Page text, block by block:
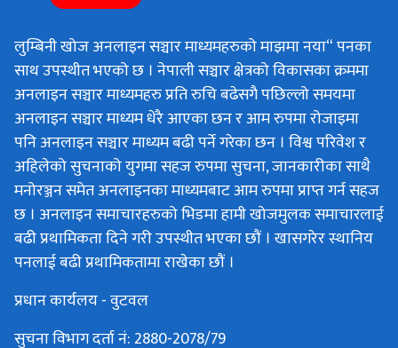
लुम्बिनी खोज अनलाइन सञ्चार माध्यमहरुको माझमा नया“ पनका
साथ उपस्थीत भएको छ । नेपाली सञ्चार क्षेत्रको विकासका क्रममा
अनलाइन सञ्चार माध्यमहरु प्रति रुचि बढेसगै पछिल्लो समयमा
अनलाइन सञ्चार माध्यम धेरै आएका छन र आम रुपमा रोजाइमा
पनि अनलाइन सञ्चार माध्यम बढी पर्ने गरेका छन । विश्व परिवेश र
अहिलेको सुचनाको युगमा सहज रुपमा सुचना, जानकारीका साथै
मनोरञ्जन समेत अनलाइनका माध्यमबाट आम रुपमा प्राप्त गर्न सहज
छ । अनलाइन समाचारहरुको भिडमा हामी खोजमुलक समाचारलाई
बढी प्रथामिकता दिने गरी उपस्थीत भएका छौं । खासगरेर स्थानिय
पनलाई बढी प्रथामिकतामा राखेका छौं ।
प्रधान कार्यलय - वुटवल
सुचना विभाग दर्ता नं: 2880-2078/79